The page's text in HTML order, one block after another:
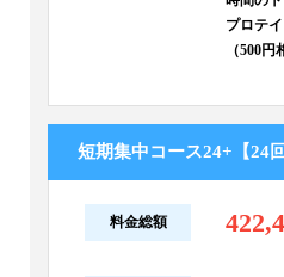
プロテ
（500円
短期集中コース24+【24
料金総額